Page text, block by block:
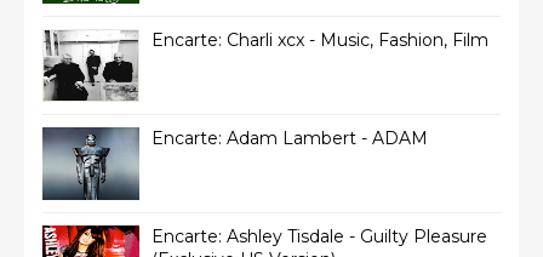
Encarte: Charli xcx - Music, Fashion, Film
Encarte: Adam Lambert - ADAM
Encarte: Ashley Tisdale - Guilty Pleasure